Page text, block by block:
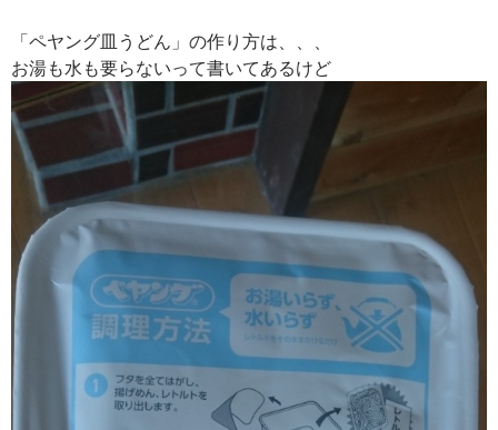
「ペヤング皿うどん」の作り方は、、、
お湯も水も要らないって書いてあるけど